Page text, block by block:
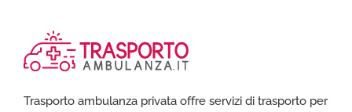
Trasporto ambulanza privata offre servizi di trasporto per